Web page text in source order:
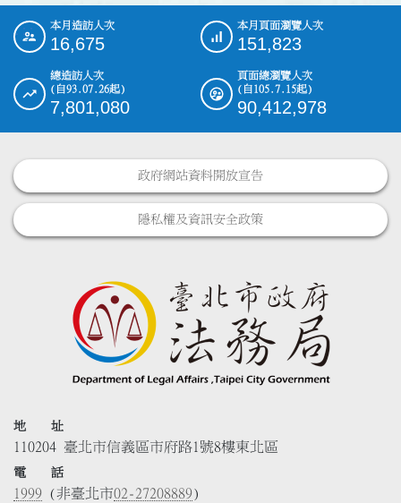
::: 本月造訪人次
16,675
本月頁面瀏覽人次
151,823
總造訪人次
(自93.07.26起)
7,801,080
頁面總瀏覽人次
(自105.7.15起)
90,412,978
政府網站資料開放宣告
隱私權及資訊安全政策
地 址
110204 臺北市信義區市府路1號8樓東北區
電 話
1999 (非臺北市02-27208889)